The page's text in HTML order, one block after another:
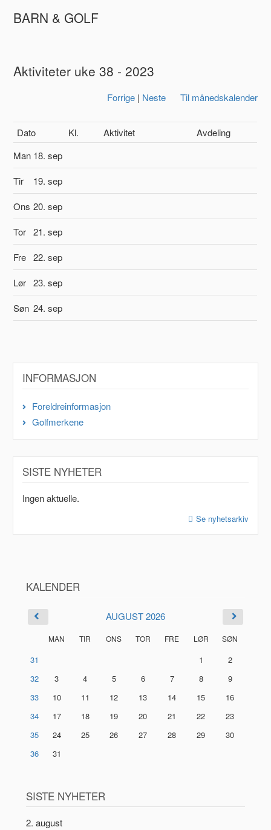
BARN & GOLF
Aktiviteter uke 38 - 2023
Forrige| Neste Til månedskalender
Dato Kl. Aktivitet
Avdeling
Man 18. sep
Tir
19. sep
Ons 20. sep
Tor 21. sep
Fre 22. sep
Lør 23. sep
Søn 24. sep
INFORMASJON
Foreldreinformasjon
Golfmerkene
SISTE NYHETER
Ingen aktuelle.
Se nyhetsarkiv
KALENDER
AUGUST 2026
MAN TIR ONS TOR FRE LØR SØN
31 1
2
32
3 4 5 6 7 8
9
33
10 11 12 13 14 15
16
34
17 18 19 20 21 22
23
35
24 25 26 27 28 29
30
36
31
SISTE NYHETER
2. august